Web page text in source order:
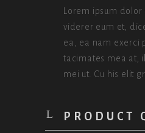
Lorem ipsum
viderer eum et,
ea, ea nam exerci
tacimates mea at,
mei ut. Cu his elit
PRODUCT